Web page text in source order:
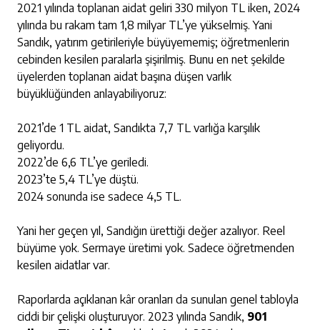
2021 yılında toplanan aidat geliri 330 milyon TL iken, 2024
yılında bu rakam tam 1,8 milyar TL’ye yükselmiş. Yani
Sandık, yatırım getirileriyle büyüyememiş; öğretmenlerin
cebinden kesilen paralarla şişirilmiş. Bunu en net şekilde
üyelerden toplanan aidat başına düşen varlık
büyüklüğünden anlayabiliyoruz:
2021’de 1 TL aidat, Sandıkta 7,7 TL varlığa karşılık
geliyordu.
2022’de 6,6 TL’ye geriledi.
2023’te 5,4 TL’ye düştü.
2024 sonunda ise sadece 4,5 TL.
Yani her geçen yıl, Sandığın ürettiği değer azalıyor. Reel
büyüme yok. Sermaye üretimi yok. Sadece öğretmenden
kesilen aidatlar var.
Raporlarda açıklanan kâr oranları da sunulan genel tabloyla
ciddi bir çelişki oluşturuyor. 2023 yılında Sandık, 901